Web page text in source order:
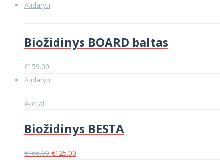
Atidaryti
Biožidinys BOARD baltas
€159.00
Atidaryti
Akcija!
Biožidinys BESTA
€166.00 Original
€125.00